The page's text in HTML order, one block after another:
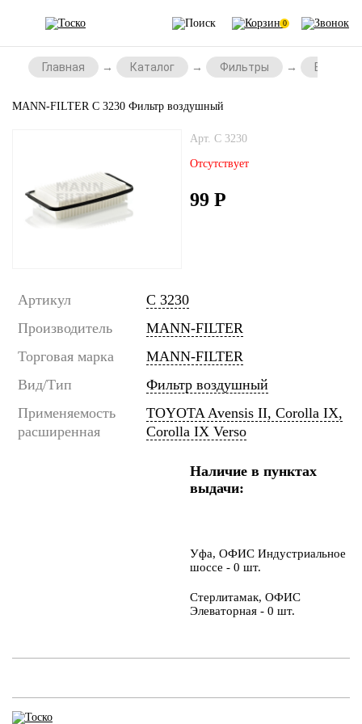
0
Главная Каталог Фильтры
MANN-FILTER C 3230 Фильтр воздушный
Арт. C 3230
Отсутствует
99 Р
Артикул
C 3230
Производитель
MANN-FILTER
Торговая марка
MANN-FILTER
Вид/Тип
Фильтр воздушный
Применяемость
расширенная
TOYOTA Avensis II, Corolla IX,
Corolla IX Verso
Наличие в пунктах
выдачи:
Уфа, ОФИС Индустриальное
шоссе - 0 шт.
Стерлитамак, ОФИС
Элеваторная - 0 шт.